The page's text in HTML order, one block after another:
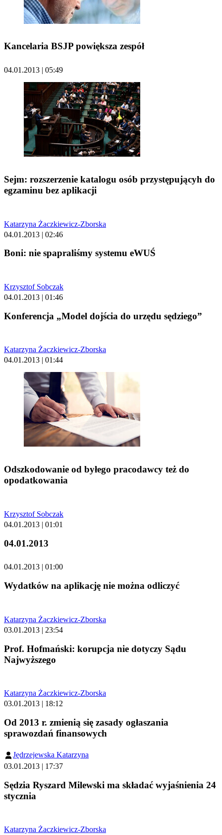
Kancelaria BSJP powiększa zespół
04.01.2013 | 05:49
Sejm: rozszerzenie katalogu osób przystępującyh do
egzaminu bez aplikacji
Katarzyna Żaczkiewicz-Zborska
04.01.2013 | 02:46
Boni: nie spapraliśmy systemu eWUŚ
Krzysztof Sobczak
04.01.2013 | 01:46
Konferencja „Model dojścia do urzędu sędziego”
Katarzyna Żaczkiewicz-Zborska
04.01.2013 | 01:44
Odszkodowanie od byłego pracodawcy też do
opodatkowania
Krzysztof Sobczak
04.01.2013 | 01:01
04.01.2013
04.01.2013 | 01:00
Wydatków na aplikację nie można odliczyć
Katarzyna Żaczkiewicz-Zborska
03.01.2013 | 23:54
Prof. Hofmański: korupcja nie dotyczy Sądu
Najwyższego
Katarzyna Żaczkiewicz-Zborska
03.01.2013 | 18:12
Od 2013 r. zmienią się zasady ogłaszania
sprawozdań finansowych
Jędrzejewska Katarzyna
03.01.2013 | 17:37
Sędzia Ryszard Milewski ma składać wyjaśnienia 24
stycznia
Katarzyna Żaczkiewicz-Zborska